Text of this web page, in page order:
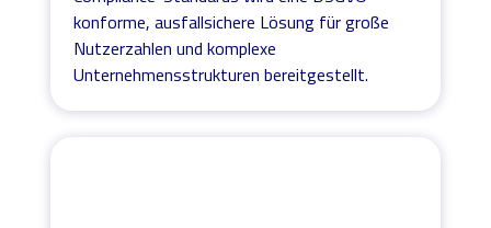
konforme, ausfallsichere Lösung für große
Nutzerzahlen und komplexe
Unternehmensstrukturen bereitgestellt.